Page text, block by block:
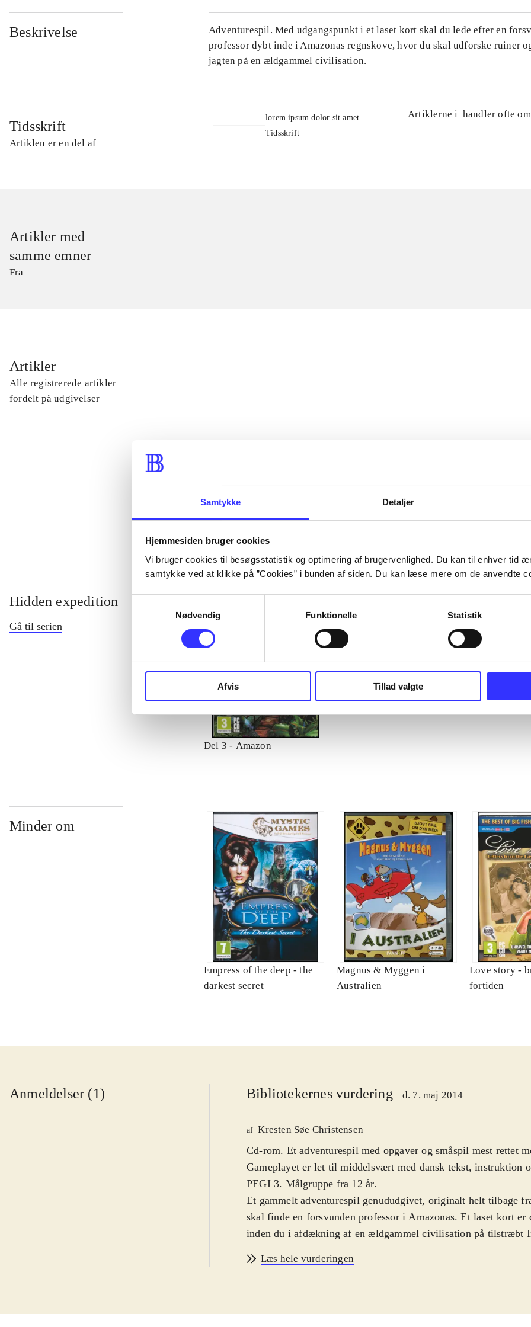
Samtykke Detaljer
Hjemmesiden bruger cookies
Vi bruger cookies til besøgsstatistik og optimering af brugervenlighed. Du kan til enhver tid
samtykke ved at klikke på ”Cookies” i bunden af siden. Du kan læse mere om de anvendte
Nødvendig
Funktionelle Statistik
Afvis Tillad valgte
Beskrivelse
Adventurespil. Med udgangspunkt i et laset kort skal du lede efter en
professor dybt inde i Amazonas regnskove, hvor du skal udforske ruiner
jagten på en ældgammel civilisation.
Tidsskrift
Artiklen er en del af
lorem ipsum dolor sit amet ...
Tidsskrift
Artiklerne i handler ofte om
Artikler med
samme emner
Fra
Artikler
Alle registrerede artikler
fordelt på udgivelser
Hidden expedition
Gå til serien
Del 3 - Amazon
Minder om
Empress of the deep - the
darkest secret
Magnus & Myggen i
Australien
Love story -
fortiden
Anmeldelser (1) Bibliotekernes vurdering d. 7. maj 2014
af Kresten Søe Christensen
Cd-rom. Et adventurespil med opgaver og småspil mest rettet
Gameplayet er let til middelsvært med dansk tekst, instruktion
PEGI 3. Målgruppe fra 12 år.
Et gammelt adventurespil genududgivet, originalt helt tilbage
skal finde en forsvunden professor i Amazonas. Et laset kort er
inden du i afdækning af en ældgammel civilisation på tilstræbt
primært i at fremfinde dagbogsfragmenter og forskellige for
scenarier, hvoraf et par stykker oven i købet var gengangere,
Læs hele vurderingen